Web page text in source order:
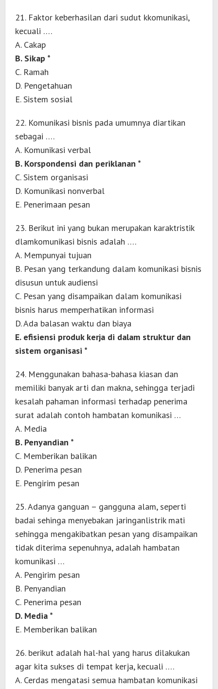
21. Faktor keberhasilan dari sudut kkomunikasi,
kecuali ….
A. Cakap
B. Sikap *
C. Ramah
D. Pengetahuan
E. Sistem sosial
22. Komunikasi bisnis pada umumnya diartikan
sebagai ….
A. Komunikasi verbal
B. Korspondensi dan periklanan *
C. Sistem organisasi
D. Komunikasi nonverbal
E. Penerimaan pesan
23. Berikut ini yang bukan merupakan karaktristik
dlamkomunikasi bisnis adalah ….
A. Mempunyai tujuan
B. Pesan yang terkandung dalam komunikasi bisnis
disusun untuk audiensi
C. Pesan yang disampaikan dalam komunikasi
bisnis harus memperhatikan informasi
D. Ada balasan waktu dan biaya
E. efisiensi produk kerja di dalam struktur dan
sistem organisasi *
24. Menggunakan bahasa-bahasa kiasan dan
memiliki banyak arti dan makna, sehingga terjadi
kesalah pahaman informasi terhadap penerima
surat adalah contoh hambatan komunikasi …
A. Media
B. Penyandian *
C. Memberikan balikan
D. Penerima pesan
E. Pengirim pesan
25. Adanya ganguan – gangguna alam, seperti
badai sehinga menyebakan jaringanlistrik mati
sehingga mengakibatkan pesan yang disampaikan
tidak diterima sepenuhnya, adalah hambatan
komunikasi …
A. Pengirim pesan
B. Penyandian
C. Penerima pesan
D. Media *
E. Memberikan balikan
26. berikut adalah hal-hal yang harus dilakukan
agar kita sukses di tempat kerja, kecuali ….
A. Cerdas mengatasi semua hambatan komunikasi